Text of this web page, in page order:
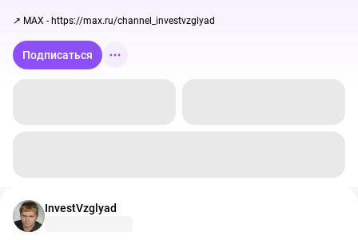
↗️ MAX - https://max.ru/channel_investvzglyad
Подписаться
InvestVzglyad